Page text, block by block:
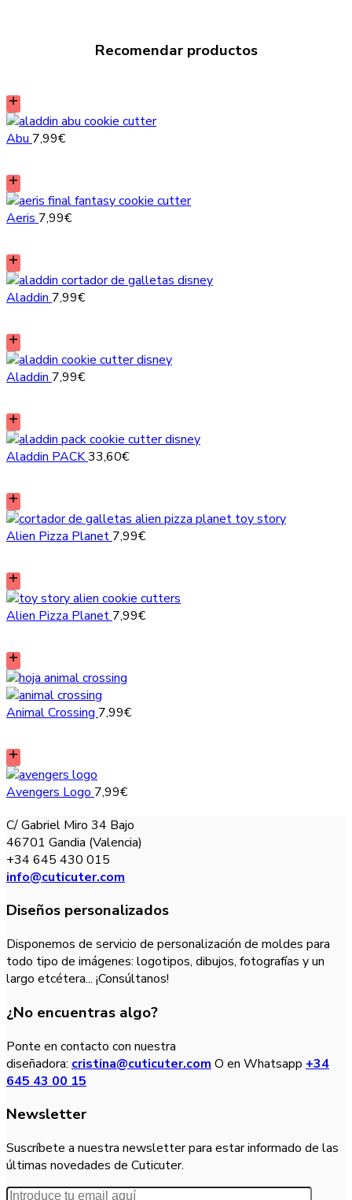
Recomendar productos
Abu 7,99€
Aeris 7,99€
Aladdin 7,99€
Aladdin 7,99€
Aladdin PACK33,60€
Alien Pizza Planet 7,99€
Alien Pizza Planet 7,99€
Animal Crossing 7,99€
Avengers Logo 7,99€
C/ Gabriel Miro 34 Bajo
46701 Gandia (Valencia)
+34 645 430 015
info@cuticuter.com
Diseños personalizados
Disponemos de servicio de personalización de moldes para
todo tipo de imágenes: logotipos, dibujos, fotografías y un
largo etcétera... ¡Consúltanos!
¿No encuentras algo?
Ponte en contacto con nuestra
diseñadora: cristina@cuticuter.com O en Whatsapp +34
645 43 00 15
Newsletter
Suscríbete a nuestra newsletter para estar informado de las
últimas novedades de Cuticuter.